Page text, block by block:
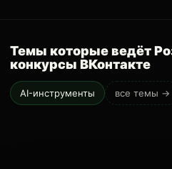
Темы которые ведёт
конкурсы ВКонтакте
AI-инструменты все темы →